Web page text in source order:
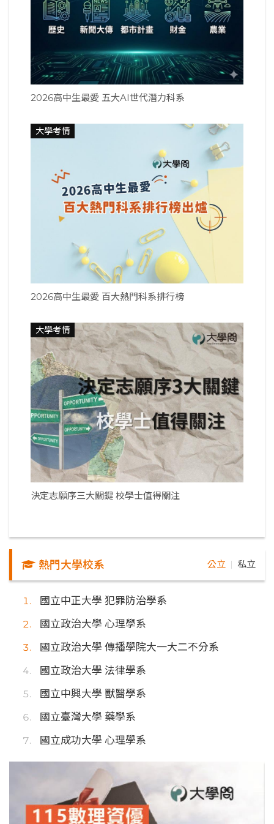
2026高中生最愛 五大AI世代潛力科系
大學考情
2026高中生最愛 百大熱門科系排行榜
大學考情
決定志願序三大關鍵 校學士值得關注
熱門大學校系 公立 私立
國立中正大學 犯罪防治學系
國立政治大學 心理學系
國立政治大學 傳播學院大一大二不分系
國立政治大學 法律學系
國立中興大學 獸醫學系
國立臺灣大學 藥學系
國立成功大學 心理學系